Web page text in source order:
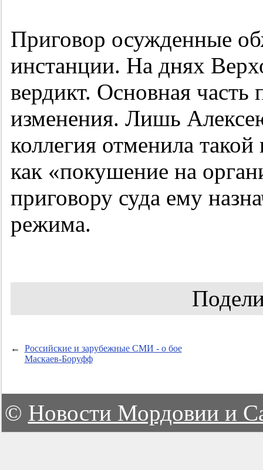
Приговор осужденные
инстанции. На днях
вердикт. Основная часть
изменения. Лишь
коллегия отменила
как «покушение на
приговору суда ему
режима.
←
Российские и зарубежные СМИ - о бое
Маскаев-Боруфф
© Новости Мордовии и